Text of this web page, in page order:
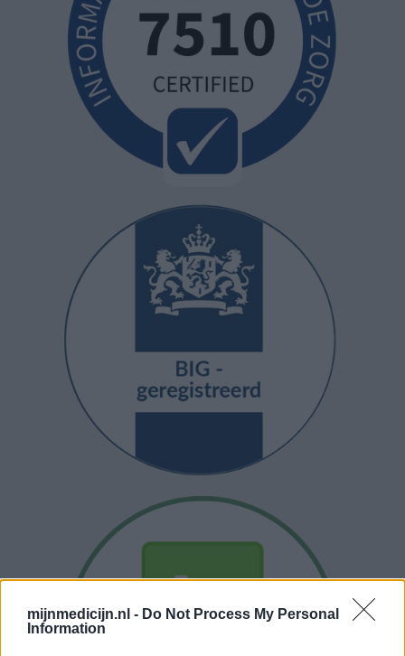
mijnmedicijn.nl - Do Not Process My Personal
Information